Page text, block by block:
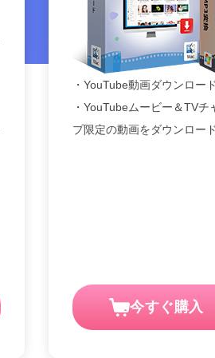
・YouTube動画ダウンロー
・YouTubeムービー＆TV
プ限定の動画をダウンロー
今すぐ購入